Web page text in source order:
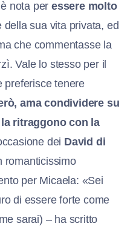
nota per essere molto
della sua vita privata, ed
che commentasse la
Vale lo stesso per il
preferisce tenere
ama condividere su
ritraggono con la
dei David di
romanticissimo
per Micaela: «Sei
di essere forte come
sarai) – ha scritto